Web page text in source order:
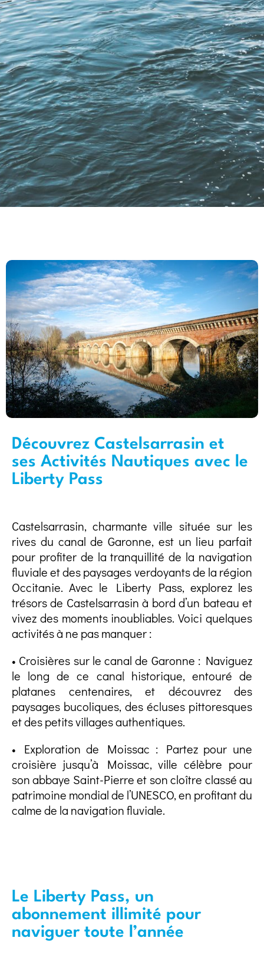
Découvrez Castelsarrasin et
ses Activités Nautiques avec le
Liberty Pass
Castelsarrasin, charmante ville située sur les
rives du canal de Garonne, est un lieu parfait
pour profiter de la tranquillité de la navigation
fluviale et des paysages verdoyants de la région
Occitanie. Avec le Liberty Pass, explorez les
trésors de Castelsarrasin à bord d’un bateau et
vivez des moments inoubliables. Voici quelques
activités à ne pas manquer :
• Croisières sur le canal de Garonne : Naviguez
le long de ce canal historique, entouré de
platanes centenaires, et découvrez des
paysages bucoliques, des écluses pittoresques
et des petits villages authentiques.
• Exploration de Moissac : Partez pour une
croisière jusqu’à Moissac, ville célèbre pour
son abbaye Saint-Pierre et son cloître classé au
patrimoine mondial de l’UNESCO, en profitant du
calme de la navigation fluviale.
Le Liberty Pass, un
abonnement illimité pour
naviguer toute l’année